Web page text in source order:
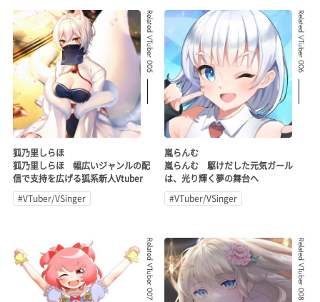
Related VTuber 005
狐乃里しらほ
狐乃里しらほ 幅広いジャンルの配
信で支持を広げる狐系新人Vtuber
#VTuber/VSinger
Related VTuber 006
嵐らんむ
嵐らんむ 駆けだした元気ガール
は、光り輝く夢の舞台へ
#VTuber/VSinger
Related VTuber 007 Related VTuber 008